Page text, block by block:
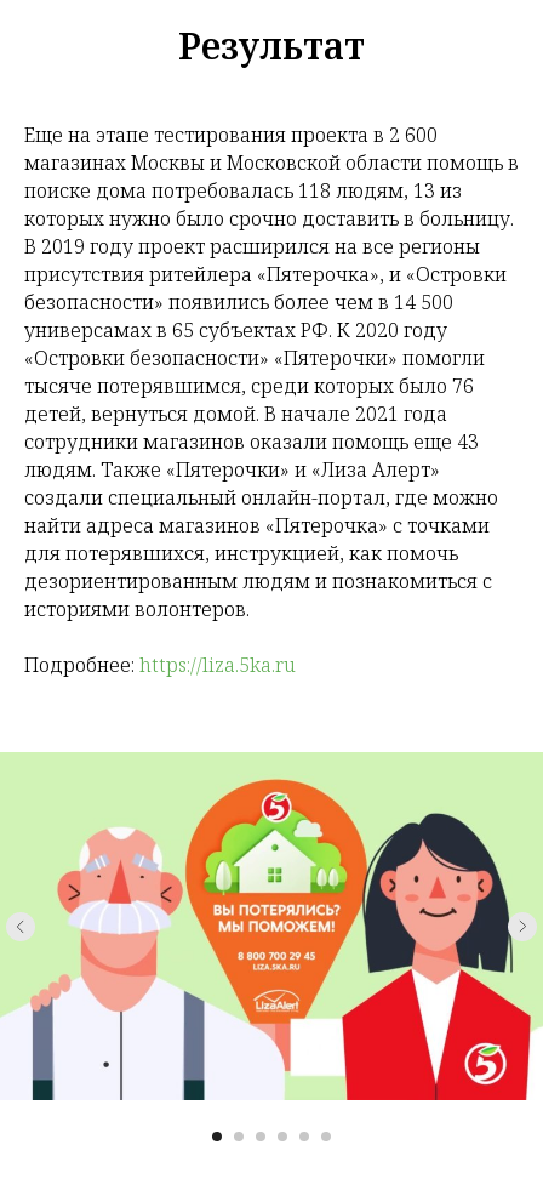
Результат
Еще на этапе тестирования проекта в 2 600
магазинах Москвы и Московской области помощь в
поиске дома потребовалась 118 людям, 13 из
которых нужно было срочно доставить в больницу.
В 2019 году проект расширился на все регионы
присутствия ритейлера «Пятерочка», и «Островки
безопасности» появились более чем в 14 500
универсамах в 65 субъектах РФ. К 2020 году
«Островки безопасности» «Пятерочки» помогли
тысяче потерявшимся, среди которых было 76
детей, вернуться домой. В начале 2021 года
сотрудники магазинов оказали помощь еще 43
людям. Также «Пятерочки» и «Лиза Алерт»
создали специальный онлайн-портал, где можно
найти адреса магазинов «Пятерочка» с точками
для потерявшихся, инструкцией, как помочь
дезориентированным людям и познакомиться с
историями волонтеров.
Подробнее: https://liza.5ka.ru